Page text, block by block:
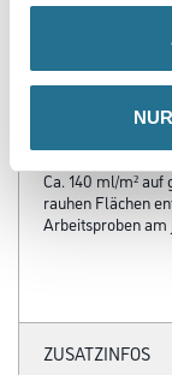
Verarbeitungszeit
Bei 20°C und
Bei niedriger
Verbrauch
Ca. 140 ml/m²
rauhen Flächen
Arbeitsproben
ZUSATZINFOS